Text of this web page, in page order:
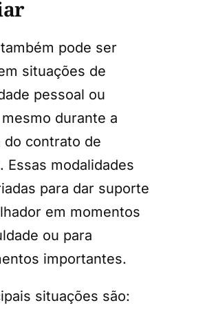
também pode ser
situações de
pessoal ou
durante a
do contrato de
Essas modalidades
para dar suporte
em momentos
ou para
importantes.
situações são: